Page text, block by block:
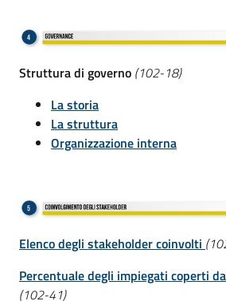
Struttura di governo (102-18)
La storia
La struttura
Organizzazione interna
Elenco degli stakeholder coinvolti
Percentuale degli impiegati coperti
(102-41)